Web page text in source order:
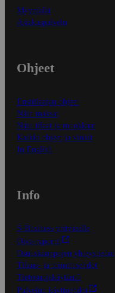
Myymälät
Asiakaspalvelu
Ohjeet
Ensitilaajan ohjeet
Näin maksat
Näin tilaat ja muokkaat
Kaikki ohjeet ja vinkit
In English
Info
S-Business yrityksille
Oiva-raportit
Osuuskauppojen yhteystiedot
Tilaus- ja toimitusehdot
Tietosuojakäytäntö
Palvelun käyttöehdot